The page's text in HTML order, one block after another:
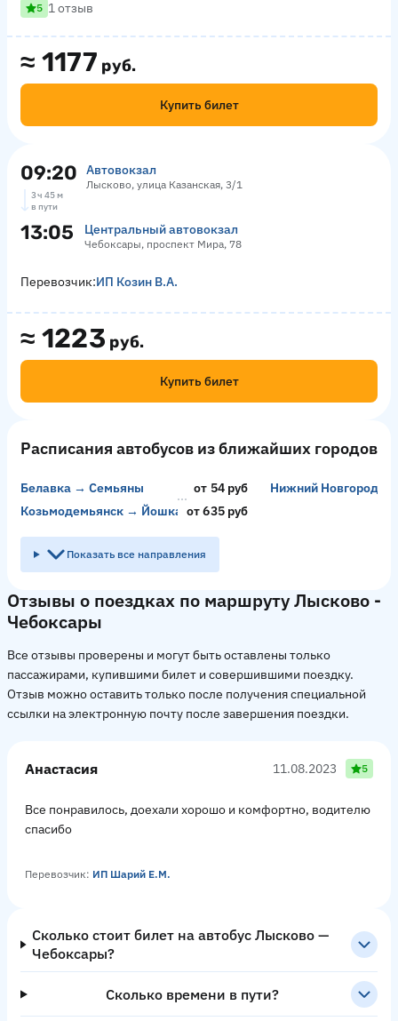
≈ 1177 руб.
Купить билет
5 1 отзыв
09:20 Автовокзал
Лысково, улица Казанская, 3/1
3 ч 45 м
в пути
13:05 Центральный автовокзал
Чебоксары, проспект Мира, 78
≈ 1223 руб.
Купить билет
Перевозчик:ИП Козин В.А.
Расписания автобусов из ближайших городов
Белавка → Семьяны от 54 руб
Нижний Новгород
Козьмодемьянск → Йошкар-Олаот 635 руб
Показать все направления
Отзывы о поездках по маршруту Лысково -
Чебоксары
Все отзывы проверены и могут быть оставлены только
пассажирами, купившими билет и совершившими поездку.
Отзыв можно оставить только после получения специальной
ссылки на электронную почту после завершения поездки.
Анастасия 11.08.2023 5
Все понравилось, доехали хорошо и комфортно, водителю
спасибо
Перевозчик: ИП Шарий Е.М.
Сколько стоит билет на автобус Лысково —
Чебоксары?
Сколько времени в пути?